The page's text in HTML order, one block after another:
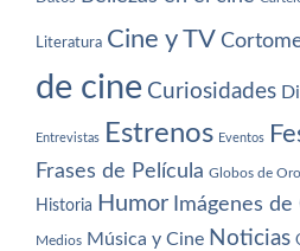
Literatura Cine y TV
de cine Curiosidades
Entrevistas Estrenos Eventos
Frases de Película Globos de Oro
Historia Humor Imágenes de
Medios Música y Cine Noticias